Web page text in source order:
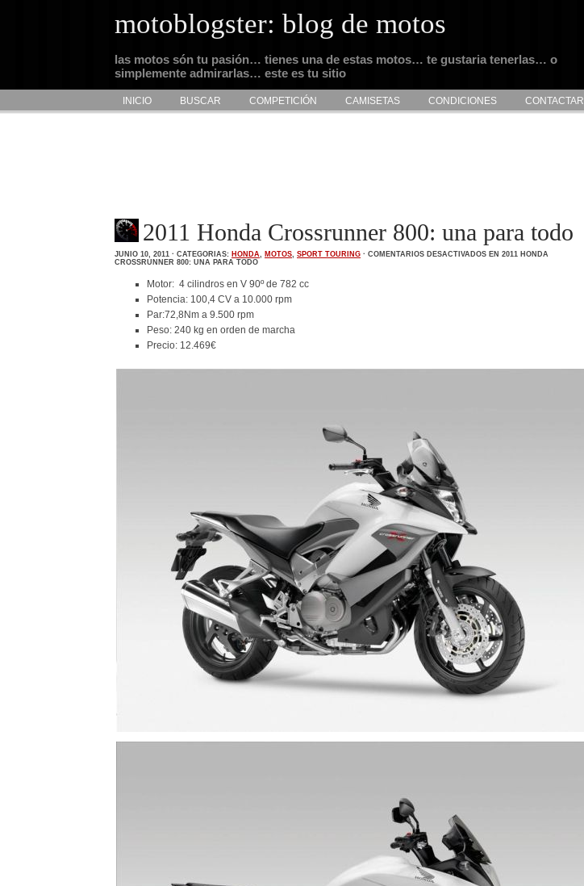
motoblogster: blog de motos
las motos són tu pasión… tienes una de estas motos… te gustaria tenerlas… o
simplemente admirarlas… este es tu sitio
INICIO BUSCAR COMPETICIÓN CAMISETAS CONDICIONES CONTACTAR
2011 Honda Crossrunner 800: una para todo
JUNIO 10, 2011 · CATEGORIAS: HONDA, MOTOS, SPORT TOURING · COMENTARIOS DESACTIVADOS EN 2011 HONDA
CROSSRUNNER 800: UNA PARA TODO
Motor: 4 cilindros en V 90º de 782 cc
Potencia: 100,4 CV a 10.000 rpm
Par:72,8Nm a 9.500 rpm
Peso: 240 kg en orden de marcha
Precio: 12.469€